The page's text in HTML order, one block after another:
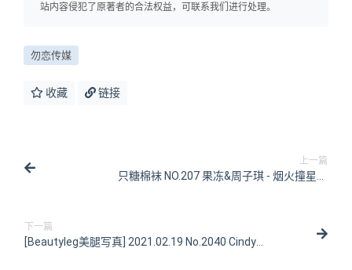
站内容侵犯了原著者的合法权益，可联系我们进行处理。
勿恋传媒
收藏 链接
上一篇
只糖棉袜 NO.207 果冻&周子琪 - 烟火撞星辰
下一篇
[Beautyleg美腿写真] 2021.02.19 No.2040 Cindy